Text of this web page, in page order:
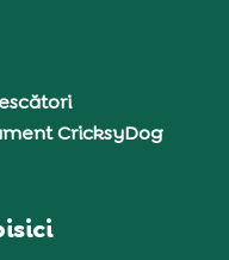
CricksyDog